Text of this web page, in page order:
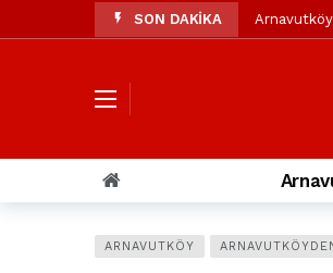
SON DAKİKA
Özgür
Toprak
ARNAVUTKÖY